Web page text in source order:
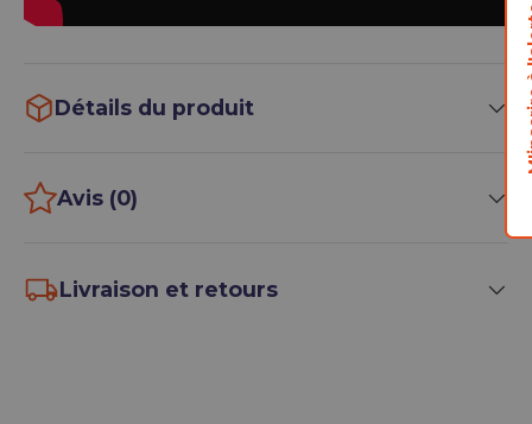
Détails du produit
Avis (0)
Livraison et retours